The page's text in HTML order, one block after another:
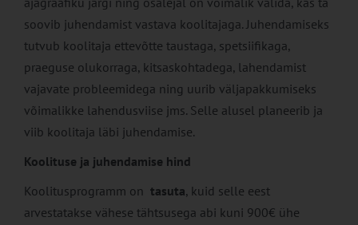
soovib juhendamist vastava koolitajaga. Juhendamiseks
tutvub koolitaja ettevõtte taustaga, spetsiifikaga,
praeguse olukorraga, kitsaskohtadega, lahendamist
vajavate probleemidega ning uurib väljapakkumiseks
võimalikke lahendusviise jms. Selle alusel planeerib ja
viib koolitaja läbi juhendamise.
Koolituse ja juhendamise hind
Koolitusprogramm on tasuta, kuid selle eest
arvestatakse vähese tähtsusega abi kuni 900€ ühe